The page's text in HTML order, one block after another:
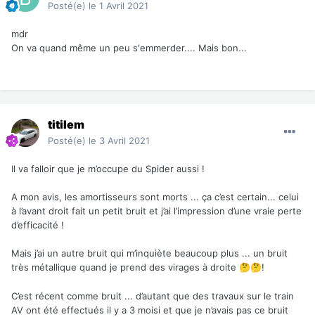
Posté(e) le 1 Avril 2021
mdr
On va quand même un peu s'emmerder.... Mais bon...
titilem
Posté(e) le 3 Avril 2021
Il va falloir que je m’occupe du Spider aussi !
A mon avis, les amortisseurs sont morts ... ça c’est certain... celui
à l’avant droit fait un petit bruit et j’ai l’impression d’une vraie perte
d’efficacité !
Mais j’ai un autre bruit qui m’inquiète beaucoup plus ... un bruit
très métallique quand je prend des virages à droite 🤔🤔!
C’est récent comme bruit ... d’autant que des travaux sur le train
AV ont été effectués il y a 3 moisi et que je n’avais pas ce bruit